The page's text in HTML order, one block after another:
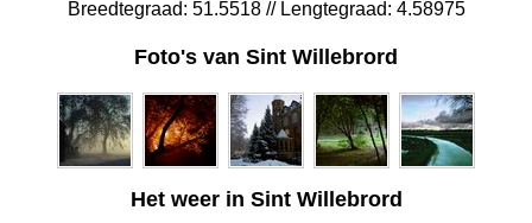
Breedtegraad: 51.5518 // Lengtegraad: 4.58975
Foto's van Sint Willebrord
Het weer in Sint Willebrord